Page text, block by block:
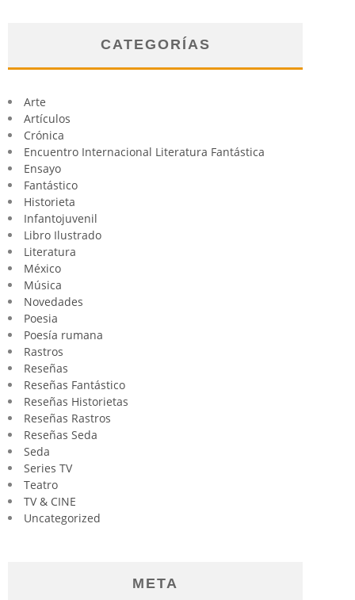
CATEGORÍAS
Arte
Artículos
Crónica
Encuentro Internacional Literatura Fantástica
Ensayo
Fantástico
Historieta
Infantojuvenil
Libro Ilustrado
Literatura
México
Música
Novedades
Poesia
Poesía rumana
Rastros
Reseñas
Reseñas Fantástico
Reseñas Historietas
Reseñas Rastros
Reseñas Seda
Seda
Series TV
Teatro
TV & CINE
Uncategorized
META